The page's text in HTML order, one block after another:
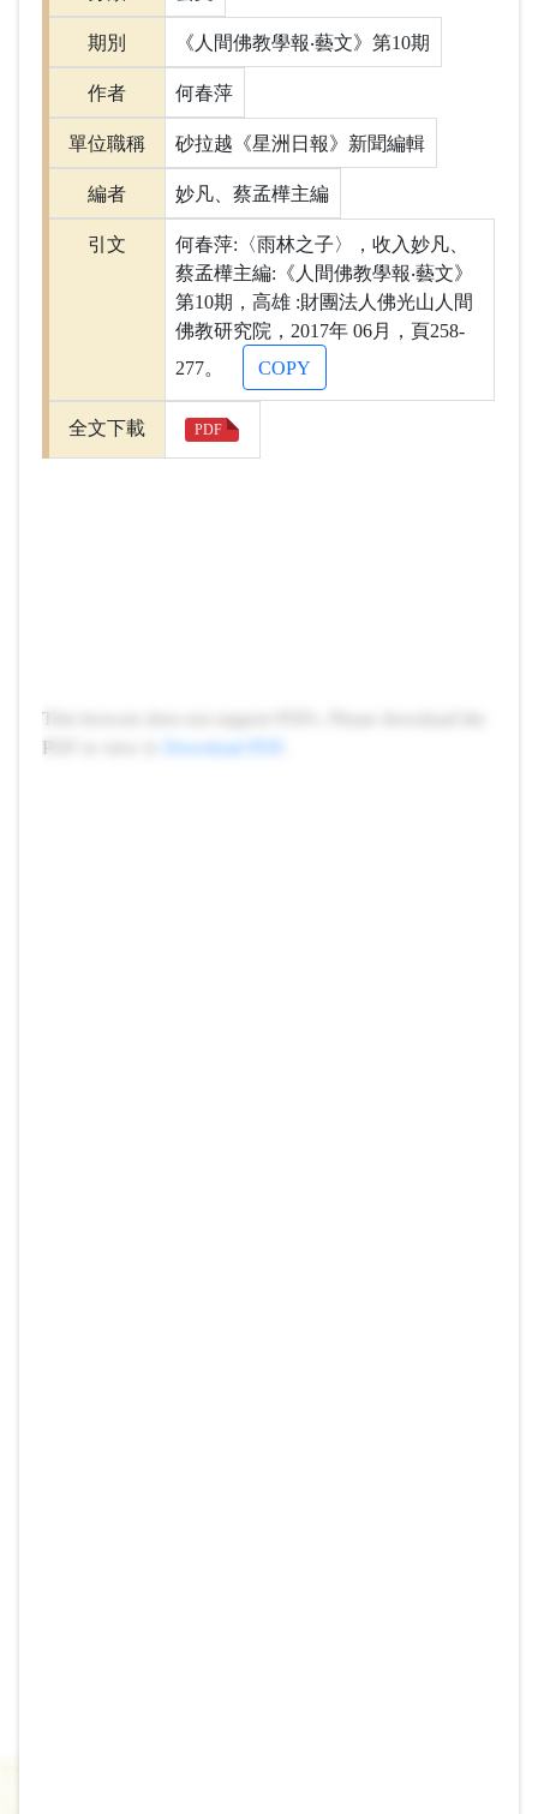
期別 《人間佛教學報‧藝文》第10期
作者 何春萍
單位職稱 砂拉越《星洲日報》新聞編輯
編者 妙凡、蔡孟樺主編
引文
何春萍:〈雨林之子〉，收入妙凡、
蔡孟樺主編:《人間佛教學報‧藝文》
第10期，高雄 :財團法人佛光山人間
佛教研究院，2017年 06月，頁258-
277。
COPY
全文下載 PDF
This browser does not support PDFs. Please download the
PDF to view it:
Download PDF